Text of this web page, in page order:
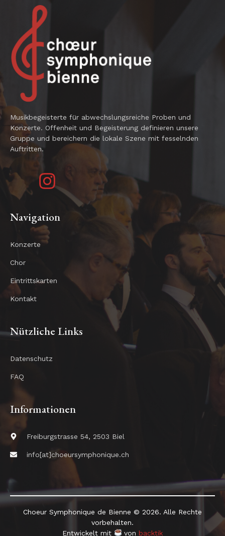
Musikbegeisterte für abwechslungsreiche Proben und
Konzerte. Offenheit und Begeisterung definieren unsere
Gruppe und bereichern die lokale Szene mit fesselnden
Auftritten.
Navigation
Konzerte
Chor
Eintrittskarten
Kontakt
Nützliche Links
Datenschutz
FAQ
Informationen
Freiburgstrasse 54, 2503 Biel
info[at]choeursymphonique.ch
Choeur Symphonique de Bienne © 2026. Alle Rechte
vorbehalten.
Entwickelt mit
vonbacktik